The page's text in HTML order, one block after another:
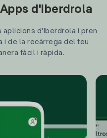
d'Iberdrola
d'Iberdrola i pren
i de la recàrrega del teu
fàcil i ràpida.